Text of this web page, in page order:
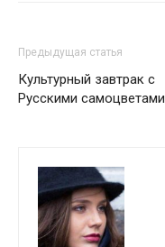
Предыдущая статья
Культурный завтрак с
Русскими самоцветами